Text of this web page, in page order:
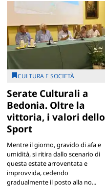
CULTURA E SOCIETÀ
Serate Culturali a
Bedonia. Oltre la
vittoria, i valori dello
Sport
Mentre il giorno, gravido di afa e
umidità, si ritira dallo scenario di
questa estate arroventata e
improvvida, cedendo
gradualmente il posto alla no...